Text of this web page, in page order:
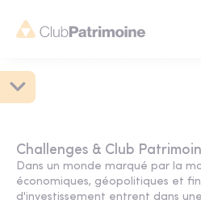
Challenges & Club
Dans un monde marqué par la
économiques, géopolitiques et
d'investissement entrent dans